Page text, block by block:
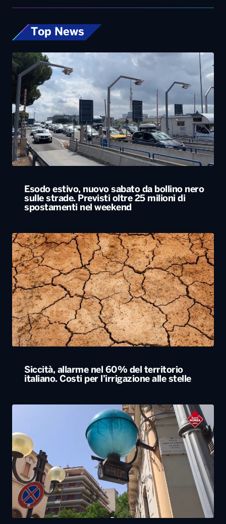
Esodo estivo, nuovo sabato da bollino nero
sulle strade. Previsti oltre 25 milioni di
spostamenti nel weekend
Siccità, allarme nel 60% del territorio
italiano. Costi per l’irrigazione alle stelle
L’estate più calda di sempre, afa sino a
Ferragosto. A Napoli le temperature sfiorano
i 50 gradi